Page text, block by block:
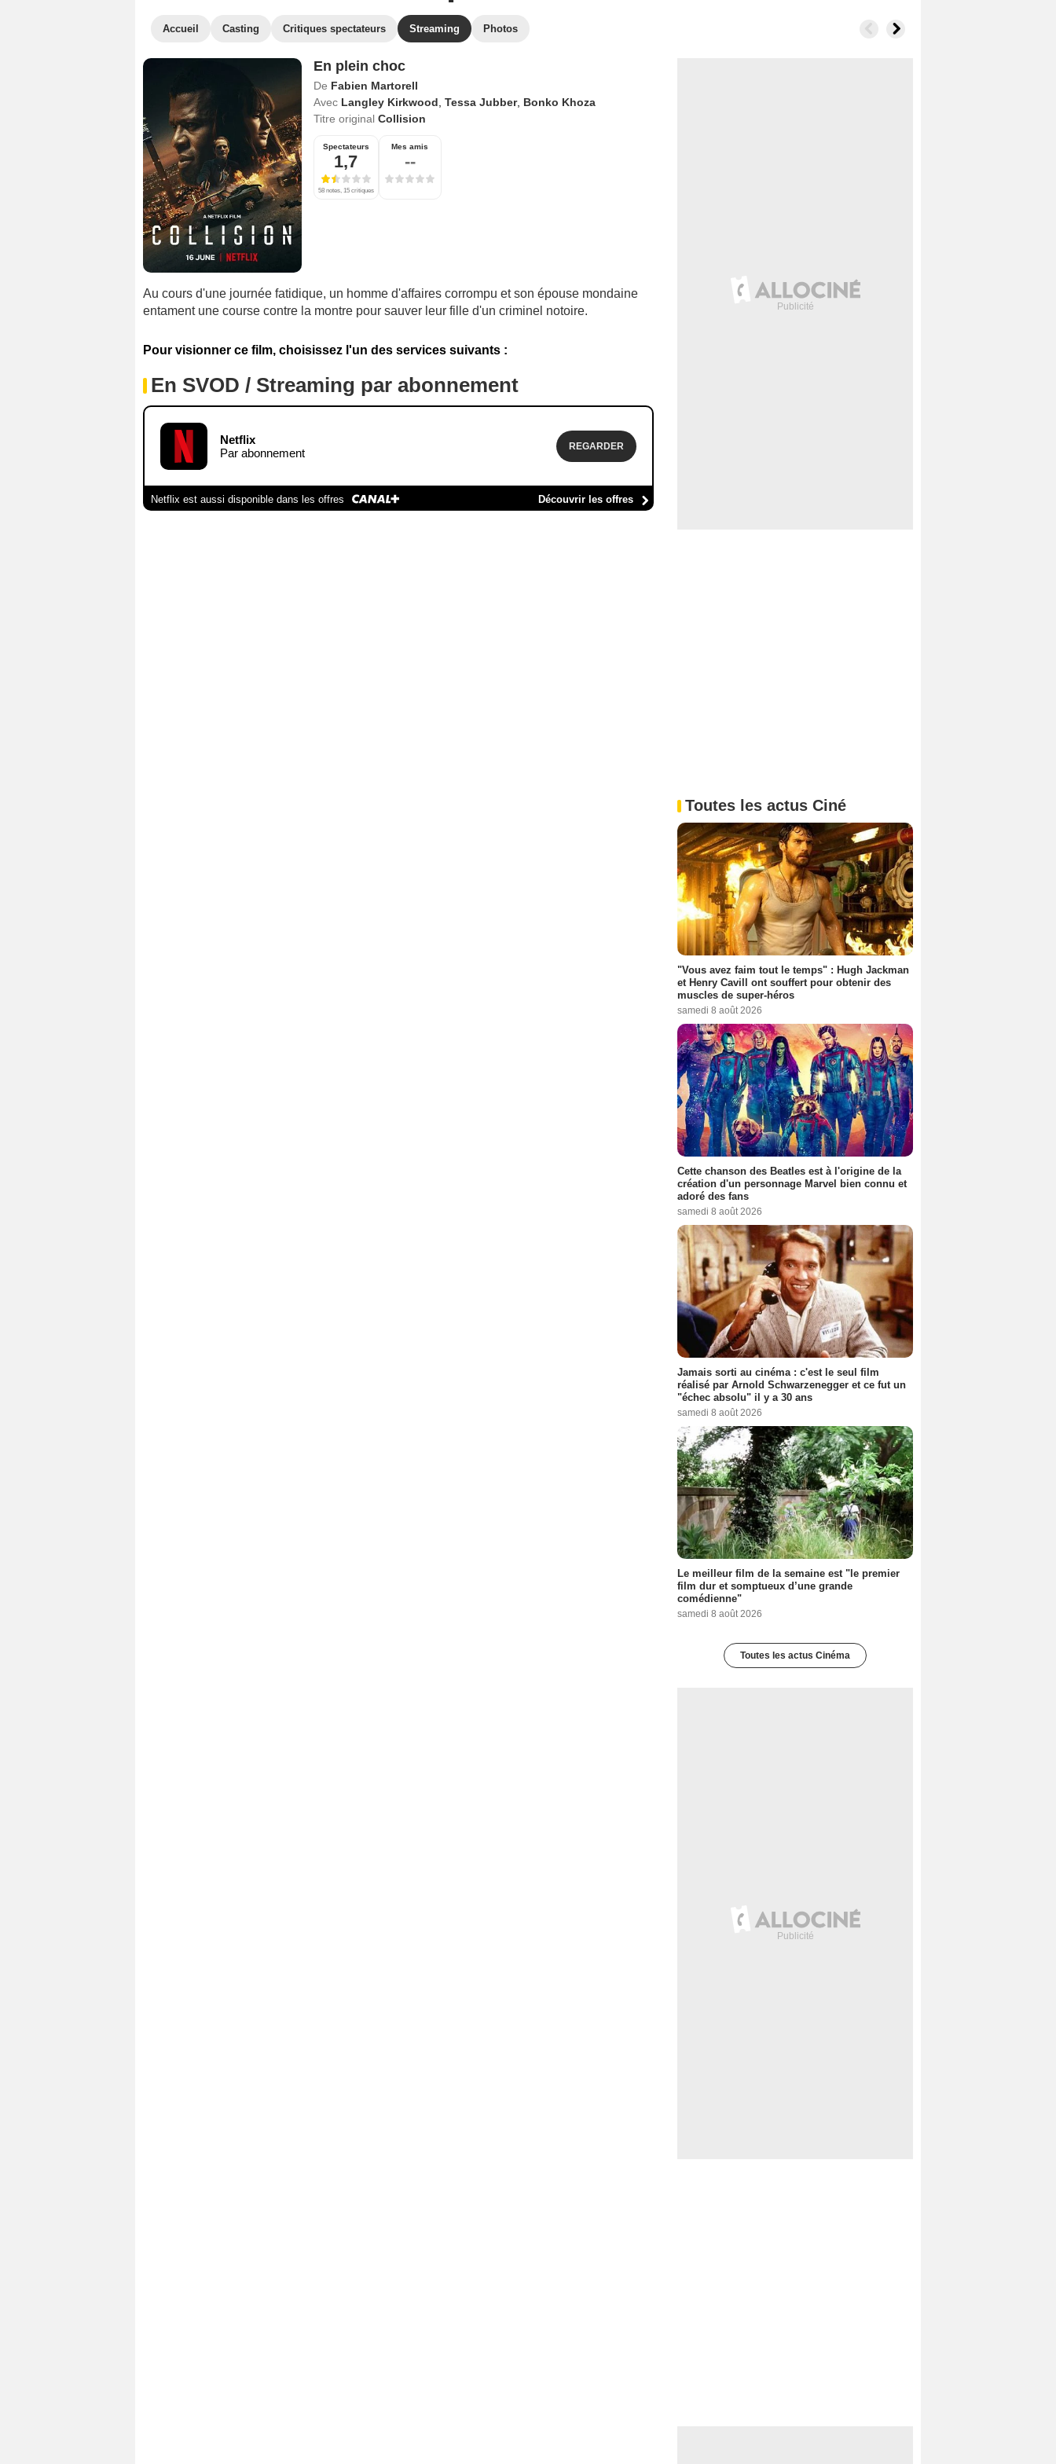
Accueil Casting Critiques spectateurs Streaming Photos
En plein choc
De Fabien Martorell
Avec Langley Kirkwood Tessa Jubber, Bonko Khoza
Titre original Collision
Spectateurs
1,7
58 notes, 15 critiques
Mes amis
--
Au cours d'une journée fatidique, un homme d'affaires corrompu et son épouse mondaine
entament une course contre la montre pour sauver leur fille d'un criminel notoire.
Pour visionner ce film, choisissez l'un des services suivants :
En SVOD / Streaming par abonnement
Netflix
Par abonnement
REGARDER
Netflix est aussi disponible dans les offres Découvrir les offres
Toutes les actus Ciné
"Vous avez faim tout le temps" : Hugh Jackman
et Henry Cavill ont souffert pour obtenir des
muscles de super-héros
samedi 8 août 2026
Cette chanson des Beatles est à l'origine de la
création d'un personnage Marvel bien connu et
adoré des fans
samedi 8 août 2026
Jamais sorti au cinéma : c'est le seul film
réalisé par Arnold Schwarzenegger et ce fut un
"échec absolu" il y a 30 ans
samedi 8 août 2026
Le meilleur film de la semaine est "le premier
film dur et somptueux d’une grande
comédienne"
samedi 8 août 2026
Toutes les actus Cinéma